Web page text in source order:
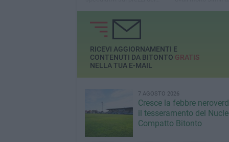
RICEVI AGGIORNAMENTI E
CONTENUTI DA BITONTO GRATIS
NELLA TUA E-MAIL
7 AGOSTO 2026
Cresce la febbre
il tesseramento del
Compatto Bitonto